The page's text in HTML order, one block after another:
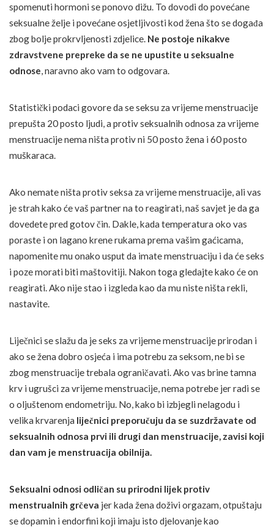
spomenuti hormoni se ponovo dižu. To dovodi do povećane
seksualne želje i povećane osjetljivosti kod žena što se događa
zbog bolje prokrvljenosti zdjelice. Ne postoje nikakve
zdravstvene prepreke da se ne upustite u seksualne
odnose, naravno ako vam to odgovara.
Statistički podaci govore da se seksu za vrijeme menstruacije
prepušta 20 posto ljudi, a protiv seksualnih odnosa za vrijeme
menstruacije nema ništa protiv ni 50 posto žena i 60 posto
muškaraca.
Ako nemate ništa protiv seksa za vrijeme menstruacije, ali vas
je strah kako će vaš partner na to reagirati, naš savjet je da ga
dovedete pred gotov čin. Dakle, kada temperatura oko vas
poraste i on lagano krene rukama prema vašim gaćicama,
napomenite mu onako usput da imate menstruaciju i da će seks
i poze morati biti maštovitiji. Nakon toga gledajte kako će on
reagirati. Ako nije stao i izgleda kao da mu niste ništa rekli,
nastavite.
Liječnici se slažu da je seks za vrijeme menstruacije prirodan i
ako se žena dobro osjeća i ima potrebu za seksom, ne bi se
zbog menstruacije trebala ograničavati. Ako vas brine tamna
krv i ugrušci za vrijeme menstruacije, nema potrebe jer radi se
o oljuštenom endometriju. No, kako bi izbjegli nelagodu i
velika krvarenja liječnici preporučuju da se suzdržavate od
seksualnih odnosa prvi ili drugi dan menstruacije, zavisi koji
dan vam je menstruacija obilnija.
Seksualni odnosi odličan su prirodni lijek protiv
menstrualnih grčeva jer kada žena doživi orgazam, otpuštaju
se dopamin i endorfini koji imaju isto djelovanje kao